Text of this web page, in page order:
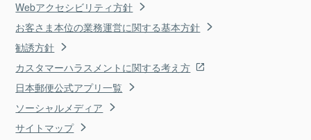
Webアクセシビリティ方針
お客さま本位の業務運営に関する基本方針
勧誘方針
カスタマーハラスメントに関する考え方
日本郵便公式アプリ一覧
ソーシャルメディア
サイトマップ